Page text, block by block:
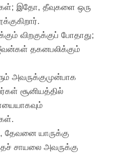
இதோ, தீவுகளை ஒரு
விறகுக்குப் போதாது;
தகனபலிக்கும்
அவருக்குமுன்பாக
சூனியத்தில்
தேவனை யாருக்கு
சாயலை அவருக்கு